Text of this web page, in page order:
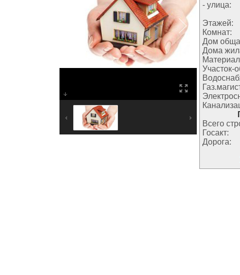
- улица:
Этажей:
Комнат:
Дом
Дома
Участок-
Всего
Госакт:
Дорога: